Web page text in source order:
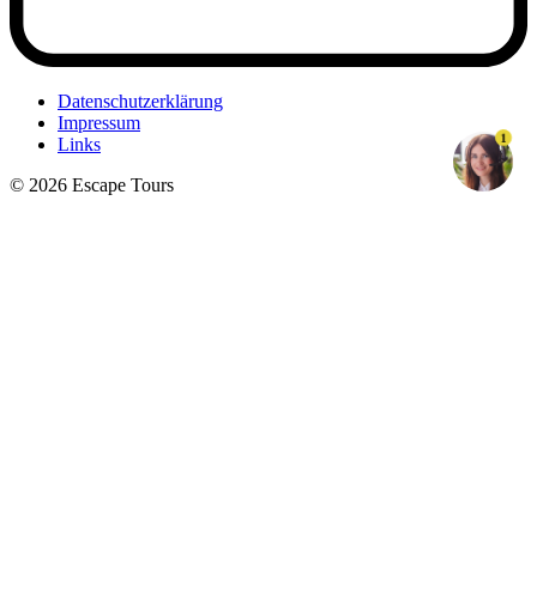
Datenschutzerklärung
Impressum
Links
© 2026 Escape Tours
1